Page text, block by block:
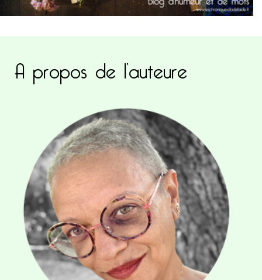
A propos de l’auteure